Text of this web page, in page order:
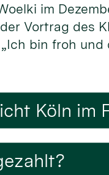
im
Vortrag des
bin froh
Köln im